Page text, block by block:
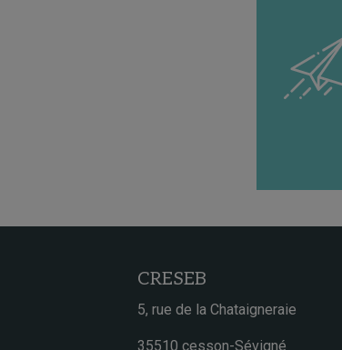
CRESEB
5, rue de la Chataigneraie
35510 cesson-Sévigné